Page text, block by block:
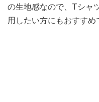
の生地感なので、Tシャ
用したい方にもおすすめ